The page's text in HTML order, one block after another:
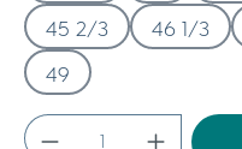
45 2/3
46 1/3
49
Produkt Anzahl: